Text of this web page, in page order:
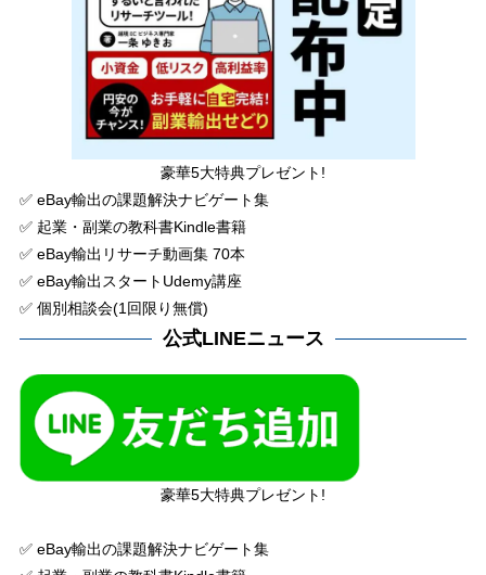
豪華5大特典プレゼント!
✅ eBay輸出の課題解決ナビゲート集
✅ 起業・副業の教科書Kindle書籍
✅ eBay輸出リサーチ動画集 70本
✅ eBay輸出スタートUdemy講座
✅ 個別相談会(1回限り無償)
公式LINEニュース
豪華5大特典プレゼント!
✅ eBay輸出の課題解決ナビゲート集